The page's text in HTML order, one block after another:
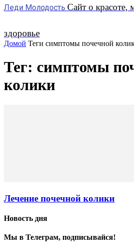
Леди Молодость Сайт о красоте,
здоровье
Домой Теги симптомы почечной
Тег: симптомы
колики
Лечение почечной колики
Новость дня
Мы в Телеграм, подписывайся!